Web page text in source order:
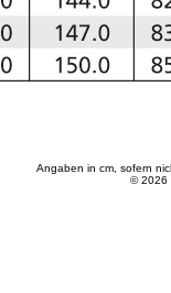
Angaben in cm, sofern
© 2026